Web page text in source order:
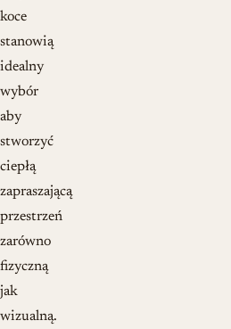
koce
stanowią
idealny
wybór
aby
stworzyć
ciepłą
zapraszającą
przestrzeń
zarówno
fizyczną
jak
wizualną.